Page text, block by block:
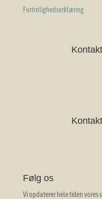
Fortrolighedserklæring
Følg os
Vi opdaterer hele tiden vores